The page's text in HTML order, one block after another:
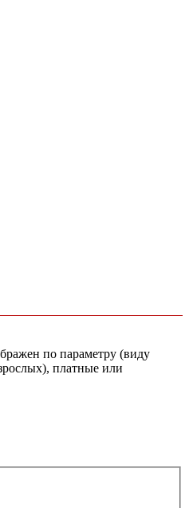
по параметру (виду
платные или